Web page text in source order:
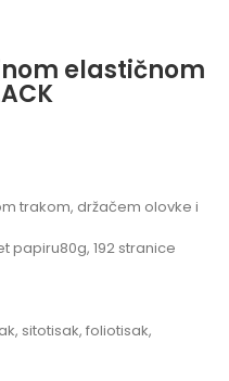
elastičnom
trakom, držačem olovke i
papiru80g, 192 stranice
sitotisak, foliotisak,